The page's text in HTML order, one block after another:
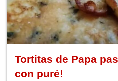
Tortitas de Papa
con puré!